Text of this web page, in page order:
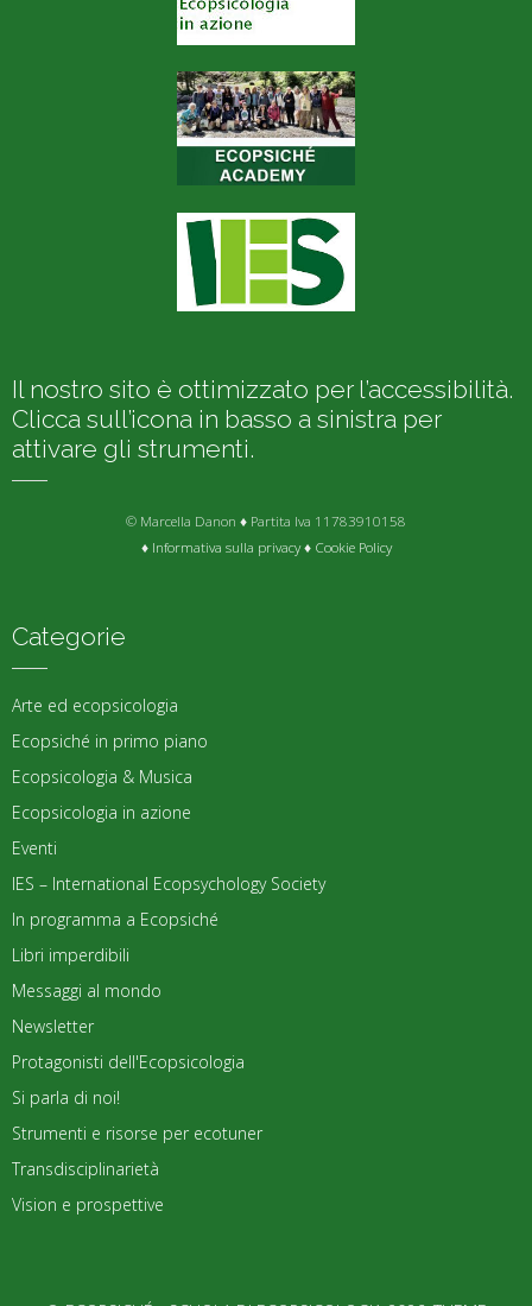
Il nostro sito è ottimizzato per l’accessibilità.
Clicca sull’icona in basso a sinistra per
attivare gli strumenti.
© Marcella Danon ♦ Partita Iva 11783910158
♦ Informativa sulla privacy♦ Cookie Policy
Categorie
Arte ed ecopsicologia
Ecopsiché in primo piano
Ecopsicologia & Musica
Ecopsicologia in azione
Eventi
IES – International Ecopsychology Society
In programma a Ecopsiché
Libri imperdibili
Messaggi al mondo
Newsletter
Protagonisti dell'Ecopsicologia
Si parla di noi!
Strumenti e risorse per ecotuner
Transdisciplinarietà
Vision e prospettive